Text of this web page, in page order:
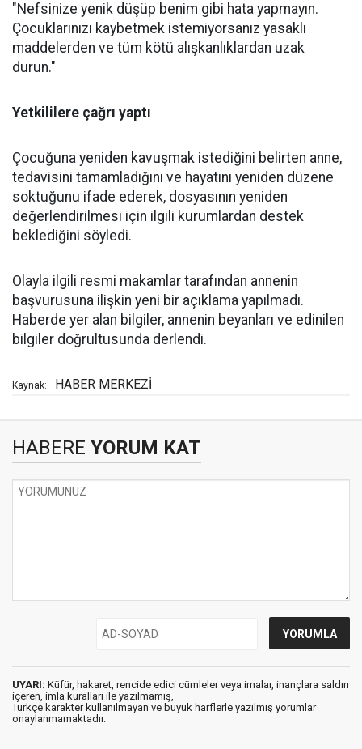
"Nefsinize yenik düşüp benim gibi hata yapmayın.
Çocuklarınızı kaybetmek istemiyorsanız yasaklı
maddelerden ve tüm kötü alışkanlıklardan uzak
durun."
Yetkililere çağrı yaptı
Çocuğuna yeniden kavuşmak istediğini belirten anne,
tedavisini tamamladığını ve hayatını yeniden düzene
soktuğunu ifade ederek, dosyasının yeniden
değerlendirilmesi için ilgili kurumlardan destek
beklediğini söyledi.
Olayla ilgili resmi makamlar tarafından annenin
başvurusuna ilişkin yeni bir açıklama yapılmadı.
Haberde yer alan bilgiler, annenin beyanları ve edinilen
bilgiler doğrultusunda derlendi.
Kaynak: HABER MERKEZİ
HABERE YORUM KAT
UYARI: Küfür, hakaret, rencide edici cümleler veya imalar, inançlara saldırı
içeren, imla kuralları ile yazılmamış,
Türkçe karakter kullanılmayan ve büyük harflerle yazılmış yorumlar
onaylanmamaktadır.